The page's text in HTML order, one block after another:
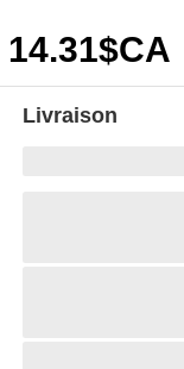
14.31$CA
Livraison